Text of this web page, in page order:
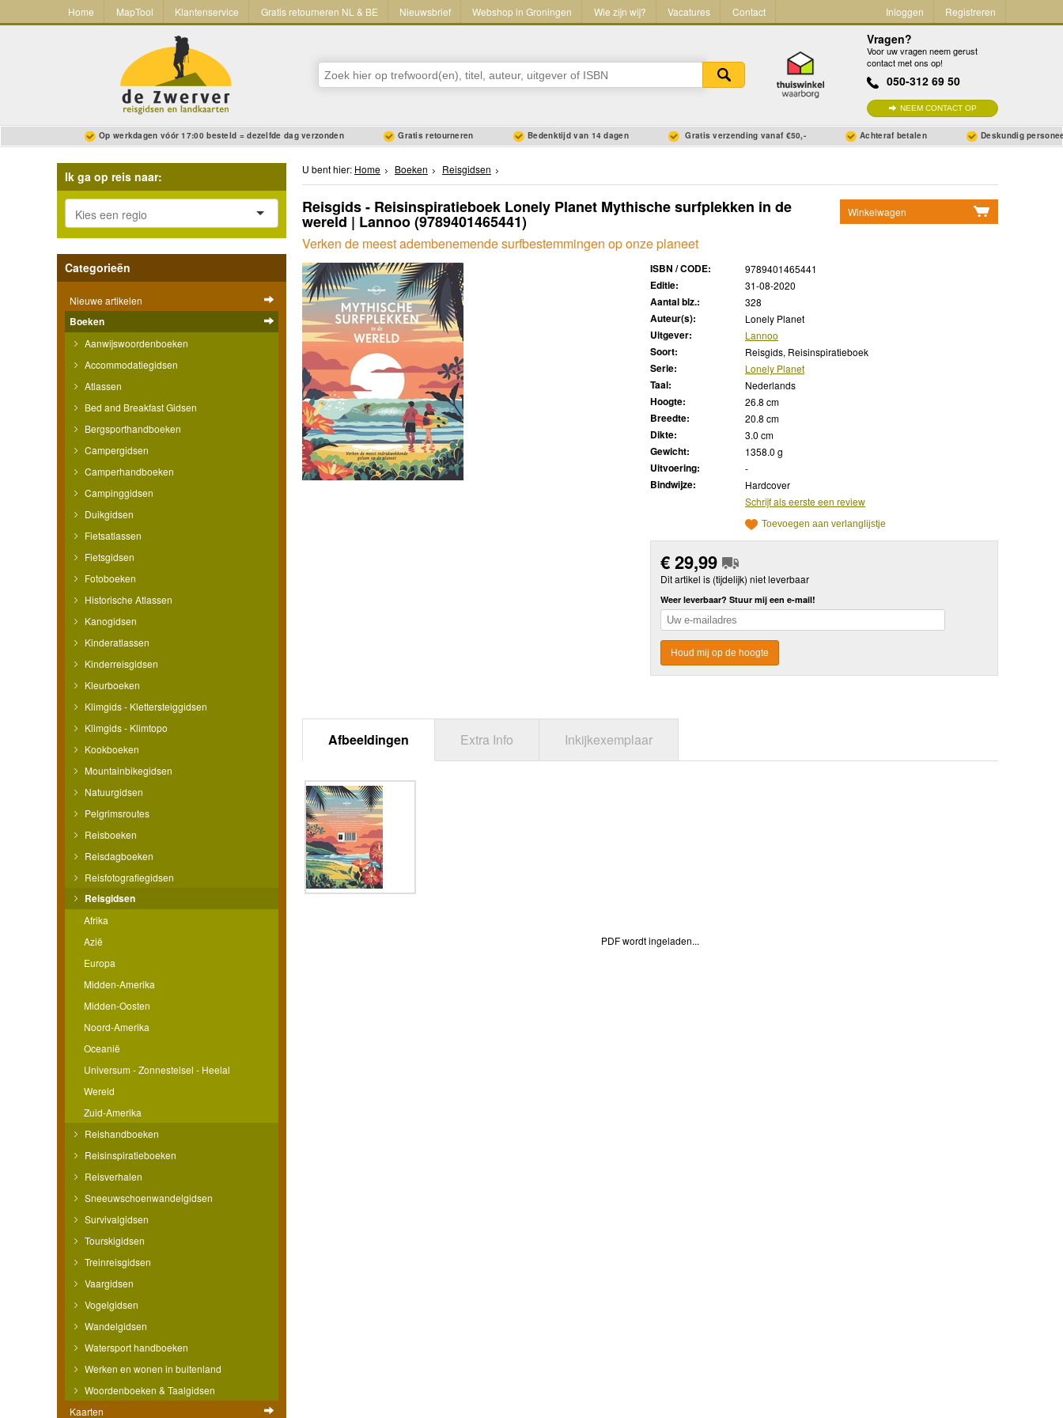
Home MapTool Klantenservice Gratis retourneren NL & BE Nieuwsbrief Webshop in Groningen Wie zijn wij? Vacatures Contact Inloggen Registreren
Vragen?
Voor uw vragen neem gerust
contact met ons op!
050-312 69 50
NEEM CONTACT OP
Op werkdagen vóór 17:00 besteld = dezelfde dag verzonden Gratis retourneren Bedenktijd van 14 dagen Gratis verzending vanaf €50,- Achteraf betalen Deskundig
Ik ga op reis naar:
Categorieën
Nieuwe artikelen
Boeken
Aanwijswoordenboeken
Accommodatiegidsen
Atlassen
Bed and Breakfast Gidsen
Bergsporthandboeken
Campergidsen
Camperhandboeken
Campinggidsen
Duikgidsen
Fietsatlassen
Fietsgidsen
Fotoboeken
Historische Atlassen
Kanogidsen
Kinderatlassen
Kinderreisgidsen
Kleurboeken
Klimgids - Klettersteiggidsen
Klimgids - Klimtopo
Kookboeken
Mountainbikegidsen
Natuurgidsen
Pelgrimsroutes
Reisboeken
Reisdagboeken
Reisfotografiegidsen
Reisgidsen
Afrika
Azië
Europa
Midden-Amerika
Midden-Oosten
Noord-Amerika
Oceanië
Universum - Zonnestelsel - Heelal
Wereld
Zuid-Amerika
Reishandboeken
Reisinspiratieboeken
Reisverhalen
Sneeuwschoenwandelgidsen
Survivalgidsen
Tourskigidsen
Treinreisgidsen
Vaargidsen
Vogelgidsen
Wandelgidsen
Watersport handboeken
Werken en wonen in buitenland
Woordenboeken & Taalgidsen
Kaarten
U bent hier: Home Boeken Reisgidsen
Winkelwagen
Reisgids - Reisinspiratieboek Lonely Planet Mythische surfplekken in de
wereld | Lannoo(9789401465441)
Verken de meest adembenemende surfbestemmingen op onze planeet
ISBN / CODE: 9789401465441
Editie: 31-08-2020
Aantal blz.: 328
Auteur(s): Lonely Planet
Uitgever: Lannoo
Soort: Reisgids, Reisinspiratieboek
Serie: Lonely Planet
Taal: Nederlands
Hoogte: 26.8 cm
Breedte: 20.8 cm
Dikte: 3.0 cm
Gewicht: 1358.0 g
Uitvoering: -
Bindwijze:
Hardcover
Schrijf als eerste een review
Toevoegen aan verlanglijstje
€29,99
Dit artikel is (tijdelijk) niet leverbaar
Weer leverbaar? Stuur mij een e-mail!
Houd mij op de hoogte
Afbeeldingen Extra Info Inkijkexemplaar
PDF wordt ingeladen...